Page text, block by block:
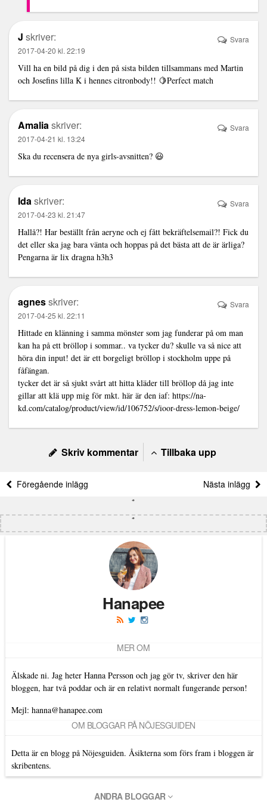
J skriver:
2017-04-20 kl. 22:19
Vill ha en bild på dig i den på sista bilden tillsammans med Martin
och Josefins lilla K i hennes citronbody!! 🍋Perfect match
Svara
Amaliaskriver:
2017-04-21 kl. 13:24
Ska du recensera de nya girls-avsnitten? 😃
Svara
Idaskriver:
2017-04-23 kl. 21:47
Hallå?! Har beställt från aeryne och ej fått bekräftelsemail?! Fick du
det eller ska jag bara vänta och hoppas på det bästa att de är ärliga?
Pengarna är lix dragna h3h3
Svara
agnesskriver:
2017-04-25 kl. 22:11
Hittade en klänning i samma mönster som jag funderar på om man
kan ha på ett bröllop i sommar.. va tycker du? skulle va så nice att
höra din input! det är ett borgeligt bröllop i stockholm uppe på
fåfängan.
tycker det är så sjukt svårt att hitta kläder till bröllop då jag inte
gillar att klä upp mig för mkt. här är den iaf: https://na-
kd.com/catalog/product/view/id/106752/s/ioor-dress-lemon-beige/
Svara
Skriv kommentar Tillbaka upp
Föregående inlägg Nästa inlägg
Hanapee
MER OM
Älskade ni. Jag heter Hanna Persson och jag gör tv, skriver den här
bloggen, har två poddar och är en relativt normalt fungerande person!
Mejl: hanna@hanapee.com
OM BLOGGAR PÅ NÖJESGUIDEN
Detta är en blogg på Nöjesguiden. Åsikterna som förs fram i bloggen är
skribentens.
ANDRA BLOGGAR